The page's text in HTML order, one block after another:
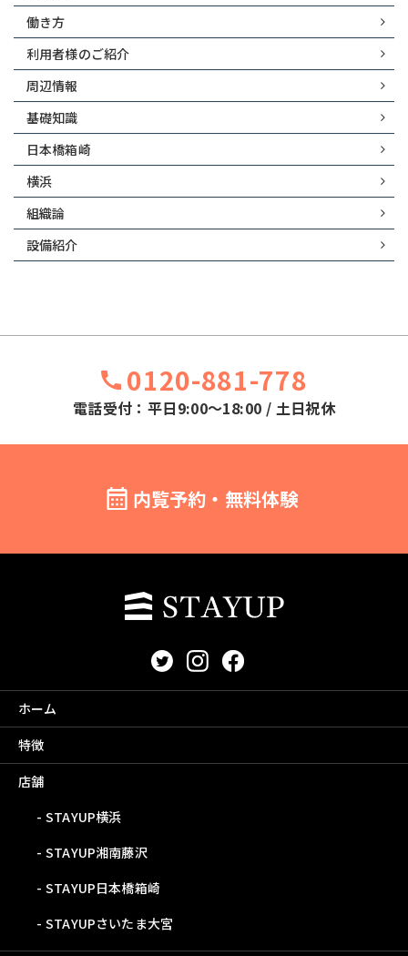
働き方
利用者様のご紹介
周辺情報
基礎知識
日本橋箱崎
横浜
組織論
設備紹介
0120-881-778
電話受付：平日9:00～18:00 / 土日祝休
内覧予約・無料体験
ホーム
特徴
店舗
STAYUP横浜
STAYUP湘南藤沢
STAYUP日本橋箱崎
STAYUPさいたま大宮